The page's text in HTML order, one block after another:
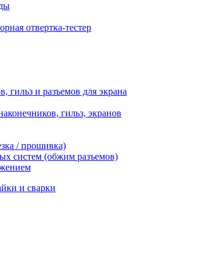
отвертка-тестер
гильз и разъемов для экрана
гильз, экранов
/ прошивка)
систем (обжим разъемов)
и сварки